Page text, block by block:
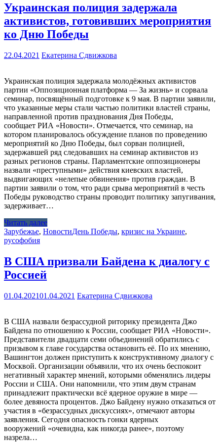
Украинская полиция задержала
активистов, готовивших мероприятия
ко Дню Победы
22.04.2021 Екатерина Сдвижкова
Украинская полиция задержала молодёжных активистов
партии «Оппозиционная платформа — За жизнь» и сорвала
семинар, посвящённый подготовке к 9 мая. В партии заявили,
что указанные меры стали частью политики властей страны,
направленной против празднования Дня Победы,
сообщает РИА «Новости». Отмечается, что семинар, на
котором планировалось обсуждение планов по проведению
мероприятий ко Дню Победы, был сорван полицией,
задержавшей ряд следовавших на семинар активистов из
разных регионов страны. Парламентские оппозиционеры
назвали «преступными» действия киевских властей,
выдвигающих «нелепые обвинения» против граждан. В
партии заявили о том, что ради срыва мероприятий в честь
Победы руководство страны проводит политику запугивания,
задерживает…
Читать далее
Зарубежье, НовостиДень Победы, кризис на Украине,
русофобия
В США призвали Байдена к диалогу с
Россией
01.04.202101.04.2021 Екатерина Сдвижкова
В США назвали безрассудной риторику президента Джо
Байдена по отношению к России, сообщает РИА «Новости».
Представители двадцати семи объединений обратились с
призывом к главе государства остановить её. По их мнению,
Вашингтон должен приступить к конструктивному диалогу с
Москвой. Организации объявили, что их очень беспокоит
негативный характер мнений, которыми обменялись лидеры
России и США. Они напомнили, что этим двум странам
принадлежит практически всё ядерное оружие в мире —
более девяноста процентов. Джо Байдену нужно отказаться от
участия в «безрассудных дискуссиях», отмечают авторы
заявления. Сегодня опасность гонки ядерных
вооружений «очевидна, как никогда ранее», поэтому
назрела…